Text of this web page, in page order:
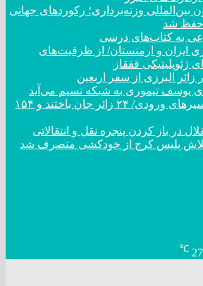
بین‌المللی وزنه‌برداری؛ رکورد‌های جهانی
حفظ شد
به کتاب‌های درسی
ایران و ارمنستان/ از ظرفیت‌های
ژئوپلیتیکی قفقاز
یوسف تیموری به شبکه نسیم می‌آید
مهران در صدر مسیر‌های ورودی/ ۲۴ زائر جان باختند و ۱۵۴
در باز کردن پنجره نقل و انتقالاتی
27
℃